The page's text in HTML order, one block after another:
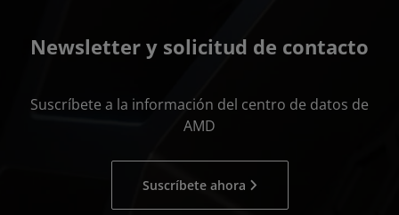
Newsletter y solicitud de contacto
Suscríbete a la información del centro de datos de
AMD
Suscríbete ahora